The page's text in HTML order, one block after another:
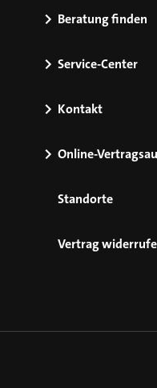
Beratung finden
Service-Center
Kontakt
Online-
Standorte
Vertrag